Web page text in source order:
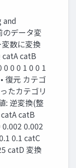
and
データ変
数に変換
catA catB
0 0 0 1 0 0 1
復元 カテゴ
たカテゴリ
: 逆変換(整
catB
0.002
0.1 catC
catD 変換